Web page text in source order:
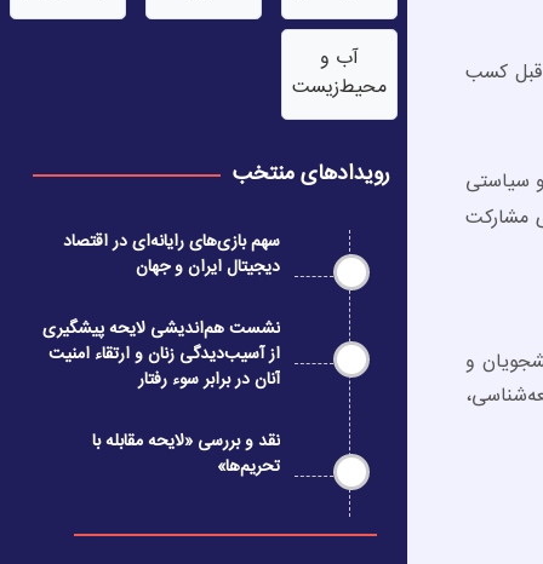
قبل کسب
سیاستی
مشارکت
و
آب‌ و
محیط‌زیست
رویدادهای منتخب
سهم بازی‌های رایانه‌ای در اقتصاد
دیجیتال ایران و جهان
نشست هم‌اندیشی لایحه پیشگیری
از آسیب‌دیدگی زنان و ارتقاء امنیت
آنان در برابر سوء رفتار
نقد و بررسی «لایحه مقابله با
تحریم‌ها»